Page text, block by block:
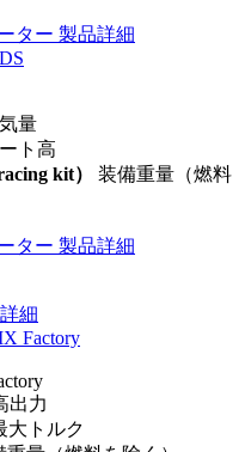
ター 製品詳細
量
ト高
kit） 装備重量（燃料
ター 製品詳細
細
Factory
出力
大トルク